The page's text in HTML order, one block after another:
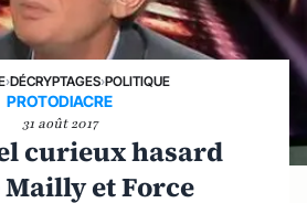
›DÉCRYPTAGES›POLITIQUE
PROTODIACRE
31 août 2017
curieux hasard
Mailly et Force